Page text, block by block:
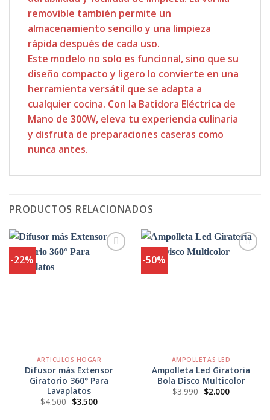
removible también permite un
almacenamiento sencillo y una limpieza
rápida después de cada uso.
Este modelo no solo es funcional, sino que su
diseño compacto y ligero lo convierte en una
herramienta versátil que se adapta a
cualquier cocina. Con la Batidora Eléctrica de
Mano de 300W, eleva tu experiencia culinaria
y disfruta de preparaciones caseras como
nunca antes.
PRODUCTOS RELACIONADOS
-22%
ARTICULOS HOGAR
Difusor más Extensor
Giratorio 360° Para
Lavaplatos
$4.500 El
precio
$3.500El
precio
-50%
AMPOLLETAS LED
Ampolleta Led Giratoria
Bola Disco Multicolor
$3.990 El
precio
$2.000El
precio